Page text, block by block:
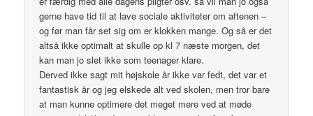
gerne have tid til at lave sociale aktiviteter om aftenen –
og før man får set sig om er klokken mange. Og så er det
altså ikke optimalt at skulle op kl 7 næste morgen, det
kan man jo slet ikke som teenager klare.
Derved ikke sagt mit højskole år ikke var fedt, det var et
fantastisk år og jeg elskede alt ved skolen, men tror bare
at man kunne optimere det meget mere ved at møde